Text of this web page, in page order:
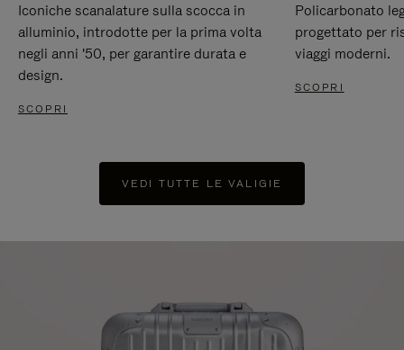
Iconiche scanalature sulla scocca in
alluminio, introdotte per la prima volta
negli anni '50, per garantire durata e
design.
SCOPRI
Policarbonato
progettato per
viaggi moderni.
SCOPRI
VEDI TUTTE LE VALIGIE